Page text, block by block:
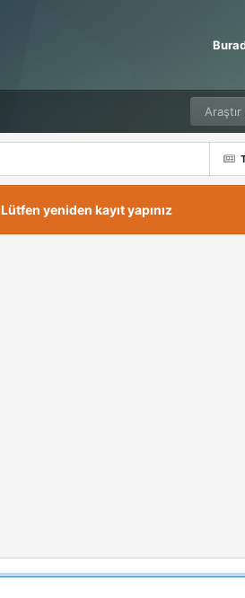
yeniden kayıt yapınız